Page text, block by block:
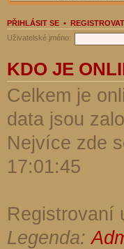
PŘIHLÁSIT SE • REGISTROVAT
Uživatelské jméno:
KDO JE
Celkem je
data jsou
Nejvíce zde
17:01:45
Registrovaní
Legenda: